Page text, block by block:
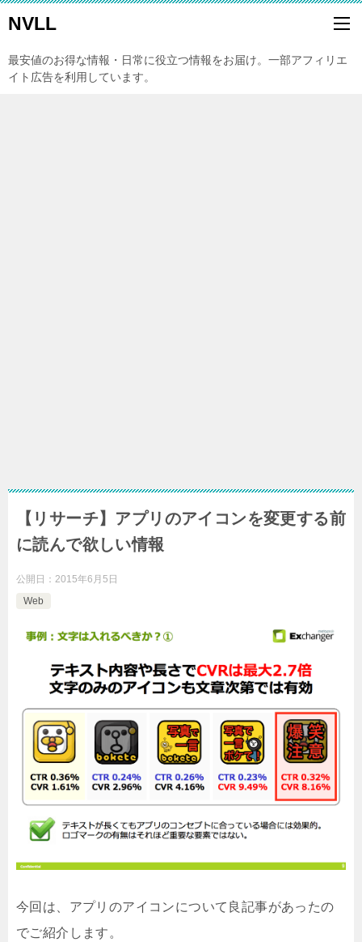
NVLL
最安値のお得な情報・日常に役立つ情報をお届け。一部アフィリエ
イト広告を利用しています。
【リサーチ】アプリのアイコンを変更する前
に読んで欲しい情報
公開日： 2015年6月5日
Web
今回は、アプリのアイコンについて良記事があったの
でご紹介します。